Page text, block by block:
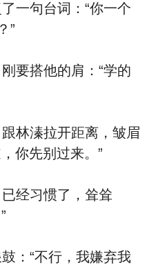
句台词：“你一个
”
搭他的肩：“学的
溱拉开距离，皱眉
你先别过来。”
习惯了，耸耸
“不行，我嫌弃我